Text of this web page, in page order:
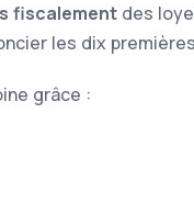
fiscalement des
les dix
grâce :